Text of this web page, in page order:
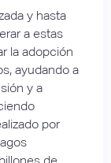
y hasta
a estas
la adopción
ayudando a
y a
por
de